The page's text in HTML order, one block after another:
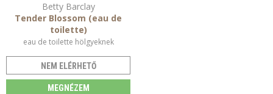
Betty Barclay
Tender Blossom (eau de
toilette)
eau de toilette hölgyeknek
NEM ELÉRHETŐ
MEGNÉZEM